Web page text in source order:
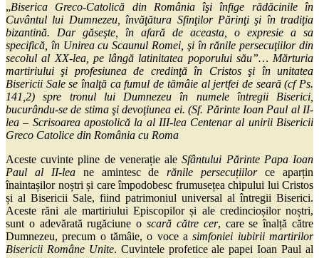
„Biserica Greco-Catolică din România îşi înfige rădăcinile în
Cuvântul lui Dumnezeu, învăţătura Sfinţilor Părinţi şi în tradiţia
bizantină. Dar găseşte, în afară de aceasta, o expresie a sa
specifică, în Unirea cu Scaunul Romei, şi în rănile persecuţiilor din
secolul al XX-lea, pe lângă latinitatea poporului său”… Mărturia
martiriului şi profesiunea de credinţă în Cristos şi în unitatea
Bisericii Sale se înalţă ca fumul de tămâie al jertfei de seară (cf Ps.
141,2) spre tronul lui Dumnezeu în numele întregii Biserici,
bucurându-se de stima şi devoţiunea ei. (Sf. Părinte Ioan Paul al II-
lea – Scrisoarea apostolică la al III-lea Centenar al unirii Bisericii
Greco Catolice din România cu Roma
Aceste cuvinte pline de venerație aleSfântului Părinte Papa Ioan
Paul al II-leane amintesc derănile persecuțiilorce aparțin
înaintașilor noștri și care împodobesc frumusețea chipului lui Cristos
și al Bisericii Sale, fiind patrimoniul universal al întregii Biserici.
Aceste răni ale martiriului Episcopilor și ale credincioșilor noștri,
sunt o adevărată rugăciune oscară către cer, care se înalță către
Dumnezeu, precum o tămâie, o voce asimfoniei iubirii martirilor
Bisericii Române Unite. Cuvintele profetice ale papei Ioan Paul al